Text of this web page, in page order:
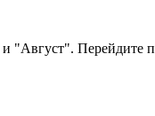
Перейдите